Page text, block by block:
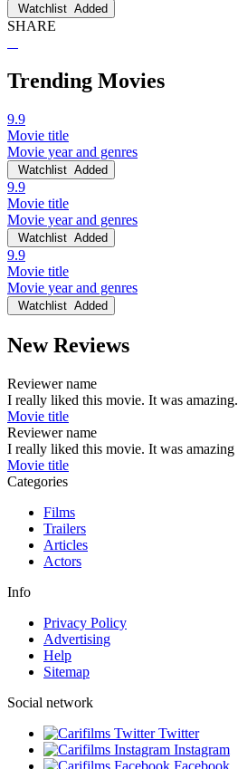
Watchlist Added
SHARE
Trending Movies
9.9
Movie title
Movie year and genres
Watchlist Added
9.9
Movie title
Movie year and genres
Watchlist Added
9.9
Movie title
Movie year and genres
Watchlist Added
New Reviews
Reviewer name
I really liked this movie. It was amazing.
Movie title
Reviewer name
I really liked this movie. It was amazing
Movie title
Categories
Films
Trailers
Articles
Actors
Info
Privacy Policy
Advertising
Help
Sitemap
Social network
Twitter
Instagram
Facebook